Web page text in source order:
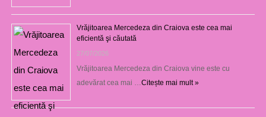
Vrăjitoarea Mercedeza din Craiova este cea mai
eficientă şi căutată
27/07/2026
Vrăjitoarea Mercedeza din Craiova vine este cu
adevărat cea mai … Citește mai mult »